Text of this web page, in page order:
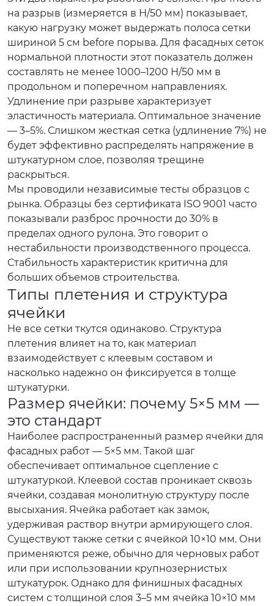
на разрыв (измеряется в Н/50 мм) показывает,
какую нагрузку может выдержать полоса сетки
шириной 5 см before порыва. Для фасадных сеток
нормальной плотности этот показатель должен
составлять не менее 1000–1200 Н/50 мм в
продольном и поперечном направлениях.
Удлинение при разрыве характеризует
эластичность материала. Оптимальное значение
— 3–5%. Слишком жесткая сетка (удлинение 7%) не
будет эффективно распределять напряжение в
штукатурном слое, позволяя трещине
раскрыться.
Мы проводили независимые тесты образцов с
рынка. Образцы без сертификата ISO 9001 часто
показывали разброс прочности до 30% в
пределах одного рулона. Это говорит о
нестабильности производственного процесса.
Стабильность характеристик критична для
больших объемов строительства.
Типы плетения и структура
ячейки
Не все сетки ткутся одинаково. Структура
плетения влияет на то, как материал
взаимодействует с клеевым составом и
насколько надежно он фиксируется в толще
штукатурки.
Размер ячейки: почему 5×5 мм —
это стандарт
Наиболее распространенный размер ячейки для
фасадных работ — 5×5 мм. Такой шаг
обеспечивает оптимальное сцепление с
штукатуркой. Клеевой состав проникает сквозь
ячейки, создавая монолитную структуру после
высыхания. Ячейка работает как замок,
удерживая раствор внутри армирующего слоя.
Существуют также сетки с ячейкой 10×10 мм. Они
применяются реже, обычно для черновых работ
или при использовании крупнозернистых
штукатурок. Однако для финишных фасадных
систем с толщиной слоя 3–5 мм ячейка 10×10 мм